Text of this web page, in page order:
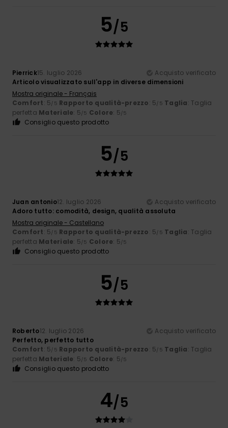
5/5
Pierrick15. luglio 2026
Acquisto verificato
Articolo visualizzato sull'app in diverse dimensioni
Mostra originale - Français
Comfort: 5/5 Rapporto qualità-prezzo: 5/5 Taglia: Taglia
perfetta Materiale: 5/5 Colore: 5/5
Consiglio questo prodotto
5/5
Juan antonio12. luglio 2026
Acquisto verificato
Adoro tutto: comodità, design, qualità assoluta
Mostra originale - Castellano
Comfort: 5/5 Rapporto qualità-prezzo: 5/5 Taglia: Taglia
perfetta Materiale: 5/5 Colore: 5/5
Consiglio questo prodotto
5/5
Roberto12. luglio 2026
Acquisto verificato
Perfetto, perfetto tutto
Comfort: 5/5 Rapporto qualità-prezzo: 5/5 Taglia: Taglia
perfetta Materiale: 5/5 Colore: 5/5
Consiglio questo prodotto
4/5